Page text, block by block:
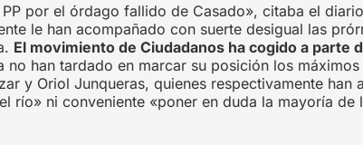
por el órdago fallido de Casado», citaba el
le han acompañado con suerte desigual las
El movimiento de Ciudadanos ha cogido a parte
no han tardado en marcar su posición los
y Oriol Junqueras, quienes respectivamente han
río» ni conveniente «poner en duda la mayoría de